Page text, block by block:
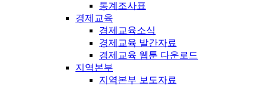
통계조사표
경제교육
경제교육소식
경제교육 발간자료
경제교육 웹툰 다운로드
지역본부
지역본부 보도자료